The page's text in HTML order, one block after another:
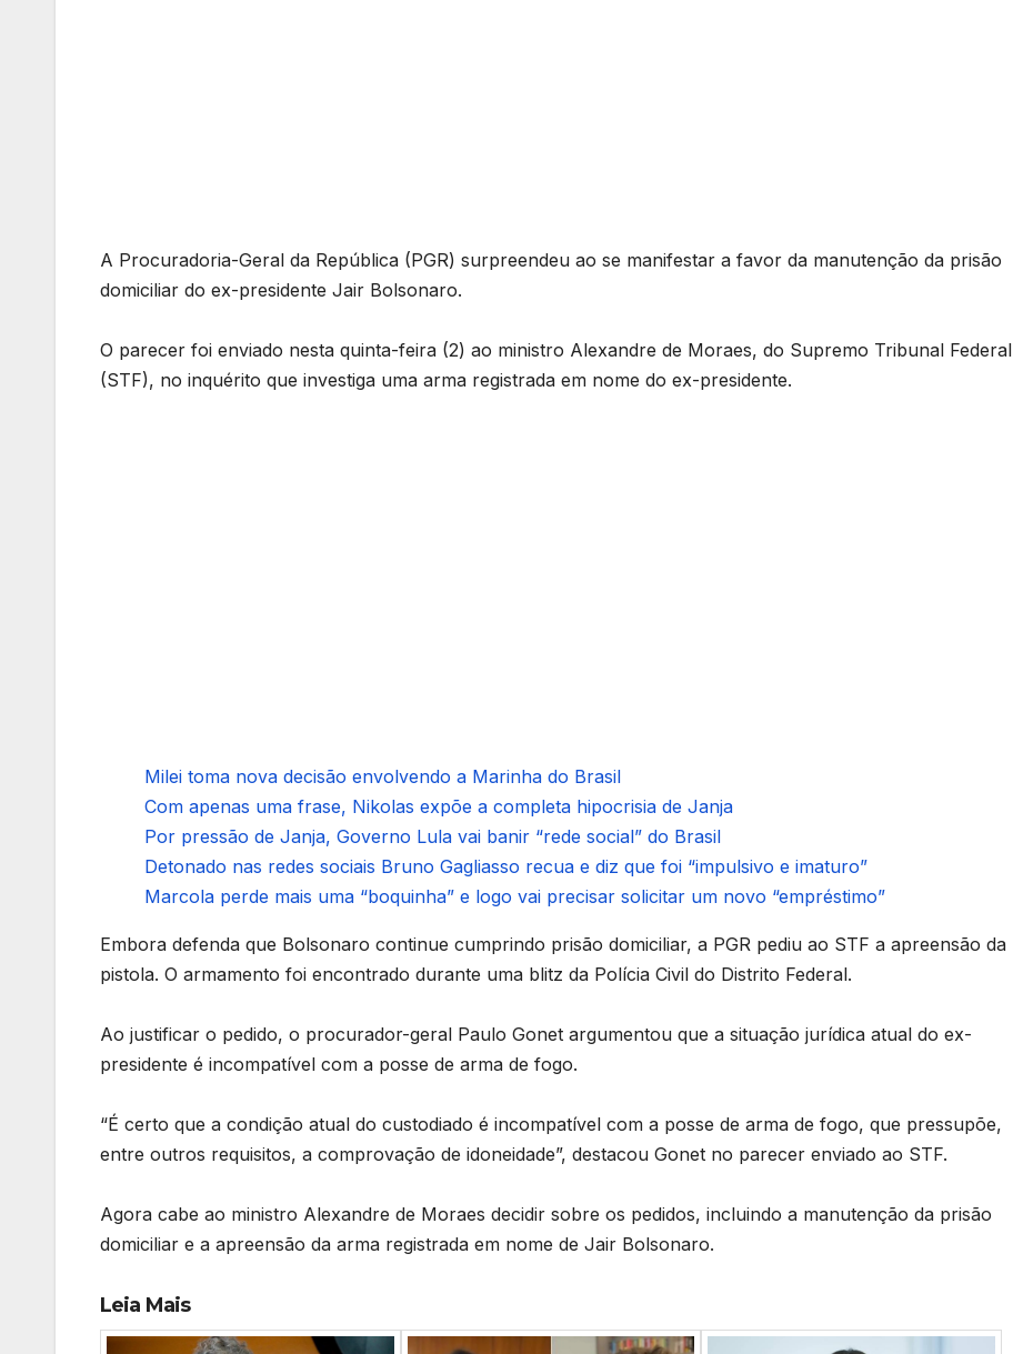
A Procuradoria-Geral da República (PGR) surpreendeu ao se manifestar a favor da manutenção da prisão
domiciliar do ex-presidente Jair Bolsonaro.
O parecer foi enviado nesta quinta-feira (2) ao ministro Alexandre de Moraes, do Supremo Tribunal Federal
(STF), no inquérito que investiga uma arma registrada em nome do ex-presidente.
Milei toma nova decisão envolvendo a Marinha do Brasil
Com apenas uma frase, Nikolas expõe a completa hipocrisia de Janja
Por pressão de Janja, Governo Lula vai banir “rede social” do Brasil
Detonado nas redes sociais Bruno Gagliasso recua e diz que foi “impulsivo e imaturo”
Marcola perde mais uma “boquinha” e logo vai precisar solicitar um novo “empréstimo”
Embora defenda que Bolsonaro continue cumprindo prisão domiciliar, a PGR pediu ao STF a apreensão da
pistola. O armamento foi encontrado durante uma blitz da Polícia Civil do Distrito Federal.
Ao justificar o pedido, o procurador-geral Paulo Gonet argumentou que a situação jurídica atual do ex-
presidente é incompatível com a posse de arma de fogo.
“É certo que a condição atual do custodiado é incompatível com a posse de arma de fogo, que pressupõe,
entre outros requisitos, a comprovação de idoneidade”, destacou Gonet no parecer enviado ao STF.
Agora cabe ao ministro Alexandre de Moraes decidir sobre os pedidos, incluindo a manutenção da prisão
domiciliar e a apreensão da arma registrada em nome de Jair Bolsonaro.
Leia Mais